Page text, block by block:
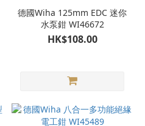
德國Wiha 125mm EDC 迷你
水泵鉗 WI46672
HK$108.00